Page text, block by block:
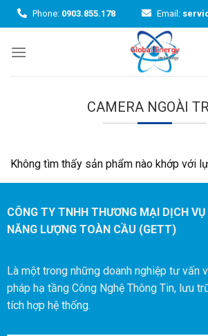
Skip
to
Phone: 0903.855.178 Email:
CAMERA NGOÀI
Không tìm thấy sản phẩm nào khớp với
CÔNG TY TNHH THƯƠNG MẠI DỊCH VỤ
NĂNG LƯỢNG TOÀN
Là một trong những doanh nghiệp tư vấn
pháp hạ tầng Công Nghệ Thông Tin, lưu
tích hợp hệ thống.